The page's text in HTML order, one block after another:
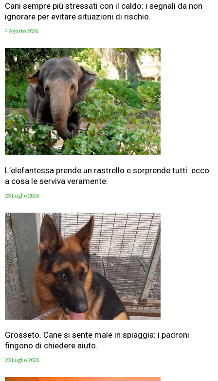
Cani sempre più stressati con il caldo: i segnali da non
ignorare per evitare situazioni di rischio.
4 Agosto 2026
L’elefantessa prende un rastrello e sorprende tutti: ecco
a cosa le serviva veramente.
23 Luglio 2026
Grosseto. Cane si sente male in spiaggia: i padroni
fingono di chiedere aiuto.
23 Luglio 2026